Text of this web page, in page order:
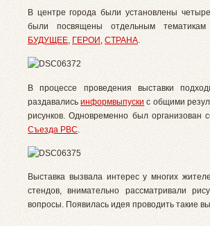
В центре города были установлены
были посвящены отдельным тематикам
БУДУЩЕЕ ГЕРОИ СТРАНА
В процессе проведения выставки
раздавалисьинформвыпуски с общими
рисунков. Одновременно был организован
Съезда РВС
Выставка вызвала интерес у многих
стендов, внимательно рассматривали
вопросы. Появилась идея проводить такие